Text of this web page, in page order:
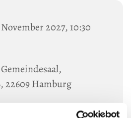
2027, 10:30
22609 Hamburg
und Susanne Seefeldt.